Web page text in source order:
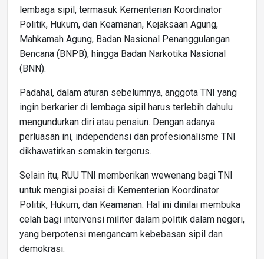
lembaga sipil, termasuk Kementerian Koordinator
Politik, Hukum, dan Keamanan, Kejaksaan Agung,
Mahkamah Agung, Badan Nasional Penanggulangan
Bencana (BNPB), hingga Badan Narkotika Nasional
(BNN).
Padahal, dalam aturan sebelumnya, anggota TNI yang
ingin berkarier di lembaga sipil harus terlebih dahulu
mengundurkan diri atau pensiun. Dengan adanya
perluasan ini, independensi dan profesionalisme TNI
dikhawatirkan semakin tergerus.
Selain itu, RUU TNI memberikan wewenang bagi TNI
untuk mengisi posisi di Kementerian Koordinator
Politik, Hukum, dan Keamanan. Hal ini dinilai membuka
celah bagi intervensi militer dalam politik dalam negeri,
yang berpotensi mengancam kebebasan sipil dan
demokrasi.